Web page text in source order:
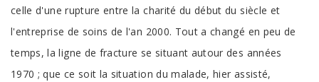
celle d'une rupture entre la charité du début du siècle et
l'entreprise de soins de l'an 2000. Tout a changé en peu de
temps, la ligne de fracture se situant autour des années
1970 ; que ce soit la situation du malade, hier assisté,